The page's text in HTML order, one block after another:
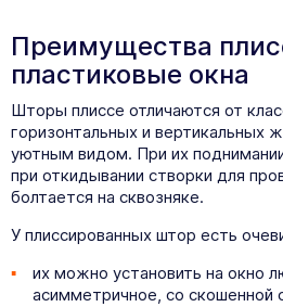
Преимущества
пластиковые окна
Шторы плиссе отличаются от
горизонтальных и вертикальных
уютным видом. При их
при откидывании створки для
болтается на сквозняке.
У плиссированных штор есть
их можно установить на окно
асимметричное, со скошенной